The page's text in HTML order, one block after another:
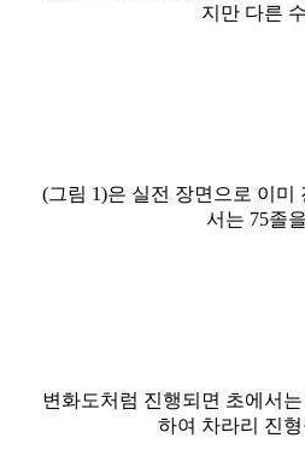
지만 다른
(그림 1)은 실전 장면으로 이미
서는 75졸
변화도처럼 진행되면 초에서
하여 차라리 진